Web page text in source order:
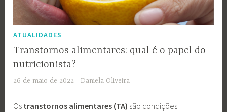
ATUALIDADES
Transtornos alimentares: qual é o papel do
nutricionista?
26 de maio de 2022 Daniela Oliveira
Os transtornos alimentares (TA) são condições